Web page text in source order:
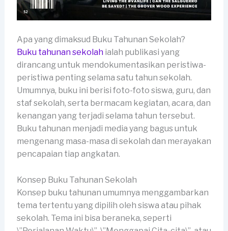
Apa yang dimaksud Buku Tahunan Sekolah?
Buku tahunan sekolahialah publikasi yang
dirancang untuk mendokumentasikan peristiwa-
peristiwa penting selama satu tahun sekolah.
Umumnya, buku ini berisi foto-foto siswa, guru, dan
staf sekolah, serta bermacam kegiatan, acara, dan
kenangan yang terjadi selama tahun tersebut.
Buku tahunan menjadi media yang bagus untuk
mengenang masa-masa di sekolah dan merayakan
pencapaian tiap angkatan.
Konsep Buku Tahunan Sekolah
Konsep buku tahunan umumnya menggambarkan
tema tertentu yang dipilih oleh siswa atau pihak
sekolah. Tema ini bisa beraneka, seperti